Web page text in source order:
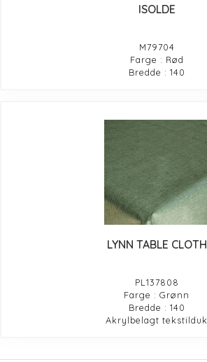
ISOLDE
M79704
Farge : Rød
Bredde : 140
LYNN TABLE CLOTH
PL137808
Farge : Grønn
Bredde : 140
Akrylbelagt tekstilduk